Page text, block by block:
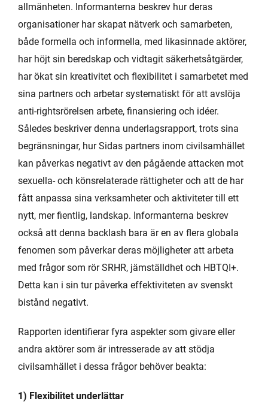
allmänheten. Informanterna beskrev hur deras
organisationer har skapat nätverk och samarbeten,
både formella och informella, med likasinnade aktörer,
har höjt sin beredskap och vidtagit säkerhetsåtgärder,
har ökat sin kreativitet och flexibilitet i samarbetet med
sina partners och arbetar systematiskt för att avslöja
anti-rightsrörelsen arbete, finansiering och idéer.
Således beskriver denna underlagsrapport, trots sina
begränsningar, hur Sidas partners inom civilsamhället
kan påverkas negativt av den pågående attacken mot
sexuella- och könsrelaterade rättigheter och att de har
fått anpassa sina verksamheter och aktiviteter till ett
nytt, mer fientlig, landskap. Informanterna beskrev
också att denna backlash bara är en av flera globala
fenomen som påverkar deras möjligheter att arbeta
med frågor som rör SRHR, jämställdhet och HBTQI+.
Detta kan i sin tur påverka effektiviteten av svenskt
bistånd negativt.
Rapporten identifierar fyra aspekter som givare eller
andra aktörer som är intresserade av att stödja
civilsamhället i dessa frågor behöver beakta:
1) Flexibilitet underlättar